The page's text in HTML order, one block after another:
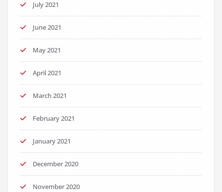
July 2021
June 2021
May 2021
April 2021
March 2021
February 2021
January 2021
December 2020
November 2020